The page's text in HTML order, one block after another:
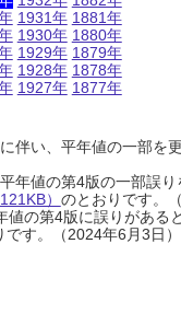
1931年
1930年
1929年
1928年
1927年
1881年
1880年
1879年
1878年
1877年
伴い、平年値の一部を
年値の第4版の一部誤
） のとおりです。
の第4版に誤りがあ
です。（2024年6月3日）